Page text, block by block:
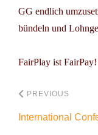
GG endlich
bündeln und
FairPlay ist FairPay!
PREVIOUS
International